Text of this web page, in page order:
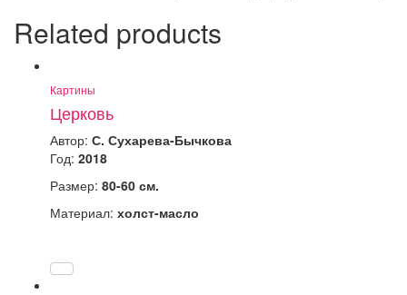
Related products
Картины
Церковь
Автор: С. Сухарева-Бычкова
Год: 2018
Размер: 80-60 см.
Материал: холст-масло